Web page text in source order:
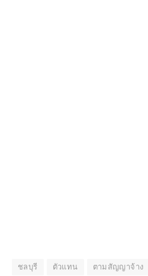
ชลบุรี ตัวแทน ตามสัญญาจ้าง